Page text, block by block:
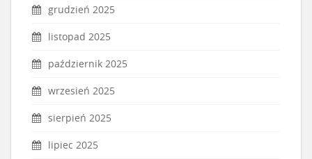
grudzień 2025
listopad 2025
październik 2025
wrzesień 2025
sierpień 2025
lipiec 2025